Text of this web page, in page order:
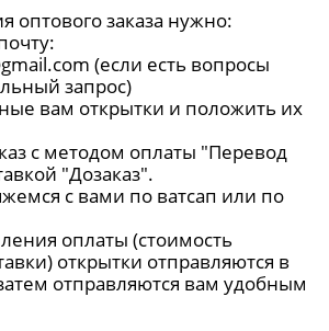
оптового заказа нужно:
(если есть вопросы
запрос)
вам открытки и положить их
с методом оплаты "Перевод
"Дозаказ".
с вами по ватсап или по
оплаты (стоимость
открытки отправляются в
отправляются вам удобным